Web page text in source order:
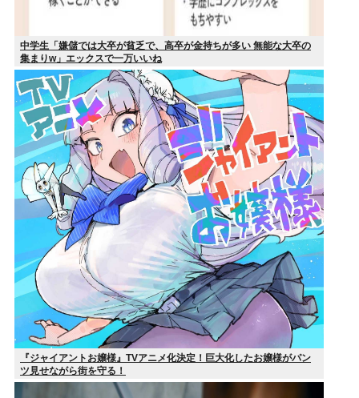
中学生「嫌儲では大卒が貧乏で、高卒が金持ちが多い 無能な大卒の
集まりw」エックスで一万いいね
『ジャイアントお嬢様』TVアニメ化決定！巨大化したお嬢様がパン
ツ見せながら街を守る！